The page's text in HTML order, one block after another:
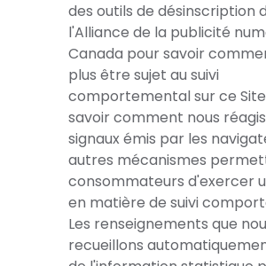
des outils de désinscription
l'Alliance de la publicité
Canada pour savoir
plus être sujet au suivi
comportemental sur ce
savoir comment nous
signaux émis par les
autres mécanismes
consommateurs d'exercer
en matière de suivi
Les renseignements que
recueillons